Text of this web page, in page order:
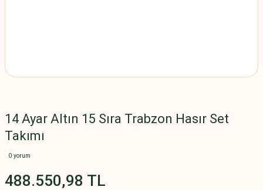
14 Ayar Altın 15 Sıra Trabzon Hasır Set
Takımı
0 yorum
488.550,98 TL